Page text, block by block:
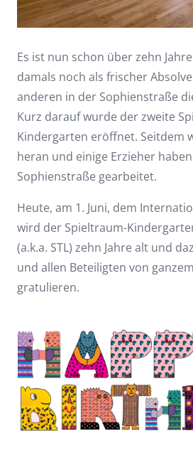
Es ist nun schon über zehn
damals noch als frischer
anderen in der Sophienstraße
Kurz darauf wurde der zweite
Kindergarten eröffnet. Seitdem
heran und einige Erzieher
Sophienstraße gearbeitet.
Heute, am 1. Juni, dem
wird der Spieltraum-
(a.k.a. STL) zehn Jahre alt und
und allen Beteiligten von
gratulieren.